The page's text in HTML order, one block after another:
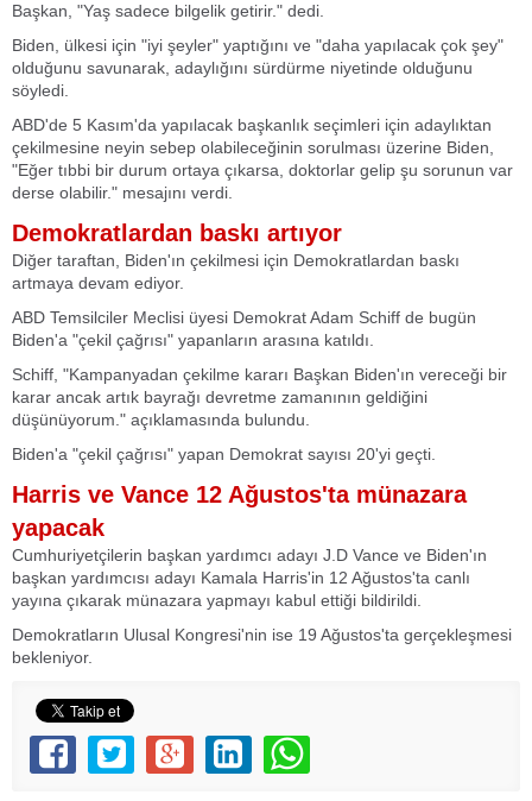
Başkan, "Yaş sadece bilgelik getirir." dedi.
Biden, ülkesi için "iyi şeyler" yaptığını ve "daha yapılacak çok şey"
olduğunu savunarak, adaylığını sürdürme niyetinde olduğunu
söyledi.
ABD'de 5 Kasım'da yapılacak başkanlık seçimleri için adaylıktan
çekilmesine neyin sebep olabileceğinin sorulması üzerine Biden,
"Eğer tıbbi bir durum ortaya çıkarsa, doktorlar gelip şu sorunun var
derse olabilir." mesajını verdi.
Demokratlardan baskı artıyor
Diğer taraftan, Biden'ın çekilmesi için Demokratlardan baskı
artmaya devam ediyor.
ABD Temsilciler Meclisi üyesi Demokrat Adam Schiff de bugün
Biden'a "çekil çağrısı" yapanların arasına katıldı.
Schiff, "Kampanyadan çekilme kararı Başkan Biden'ın vereceği bir
karar ancak artık bayrağı devretme zamanının geldiğini
düşünüyorum." açıklamasında bulundu.
Biden'a "çekil çağrısı" yapan Demokrat sayısı 20'yi geçti.
Harris ve Vance 12 Ağustos'ta münazara
yapacak
Cumhuriyetçilerin başkan yardımcı adayı J.D Vance ve Biden'ın
başkan yardımcısı adayı Kamala Harris'in 12 Ağustos'ta canlı
yayına çıkarak münazara yapmayı kabul ettiği bildirildi.
Demokratların Ulusal Kongresi'nin ise 19 Ağustos'ta gerçekleşmesi
bekleniyor.